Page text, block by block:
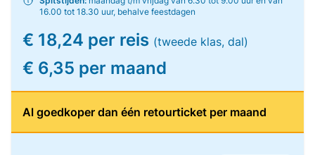
16.00 tot 18.30 uur, behalve feestdagen
€ 18,24 per reis (tweede klas, dal)
€ 6,35 per maand
Al goedkoper dan één retourticket per maand